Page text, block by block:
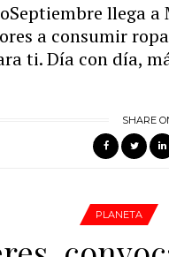
llega
a consumir
ti. Día con día,
SHARE
PLANETA